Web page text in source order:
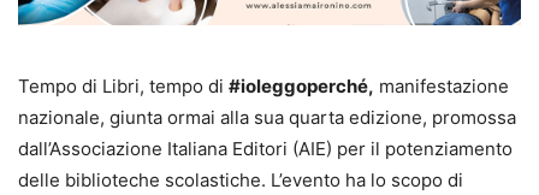
Tempo di Libri, tempo di #ioleggoperché, manifestazione
nazionale, giunta ormai alla sua quarta edizione, promossa
dall’Associazione Italiana Editori (AIE) per il potenziamento
delle biblioteche scolastiche. L’evento ha lo scopo di